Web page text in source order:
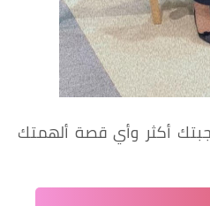
أكثر وأي قصة ألهمتك